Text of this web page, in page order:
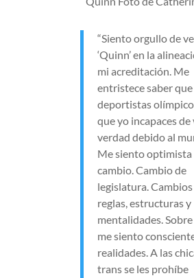
“Siento orgullo de
‘Quinn’ en la
mi acreditación. Me
entristece saber
deportistas
que yo incapaces de
verdad debido al
Me siento optimista
cambio. Cambio de
legislatura. Cambios
reglas, estructuras y
mentalidades.
me siento
realidades. A las
trans se les prohíbe